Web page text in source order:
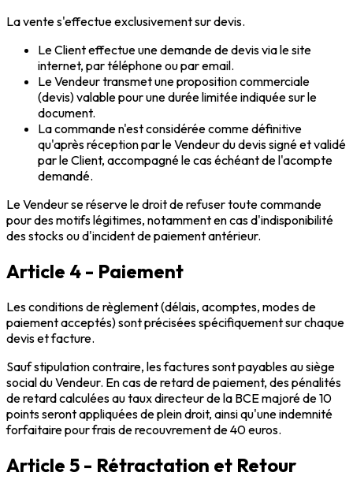
La vente s'effectue exclusivement sur devis.
Le Client effectue une demande de devis via le site
internet, par téléphone ou par email.
Le Vendeur transmet une proposition commerciale
(devis) valable pour une durée limitée indiquée sur le
document.
La commande n'est considérée comme définitive
qu'après réception par le Vendeur du devis signé et validé
par le Client, accompagné le cas échéant de l'acompte
demandé.
Le Vendeur se réserve le droit de refuser toute commande
pour des motifs légitimes, notamment en cas d'indisponibilité
des stocks ou d'incident de paiement antérieur.
Article 4 - Paiement
Les conditions de règlement (délais, acomptes, modes de
paiement acceptés) sont précisées spécifiquement sur chaque
devis et facture.
Sauf stipulation contraire, les factures sont payables au siège
social du Vendeur. En cas de retard de paiement, des pénalités
de retard calculées au taux directeur de la BCE majoré de 10
points seront appliquées de plein droit, ainsi qu'une indemnité
forfaitaire pour frais de recouvrement de 40 euros.
Article 5 - Rétractation et Retour